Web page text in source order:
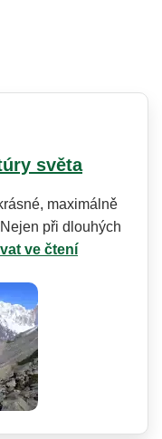
světa
maximálně
při dlouhých
ve čtení